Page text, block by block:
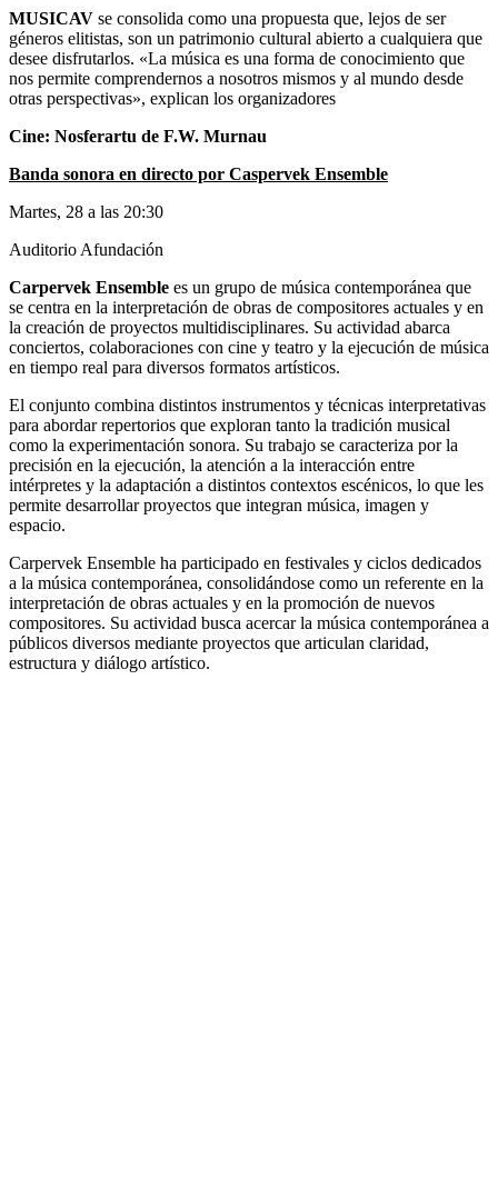
MUSICAV se consolida como una propuesta que, lejos de ser
géneros elitistas, son un patrimonio cultural abierto a cualquiera que
desee disfrutarlos. «La música es una forma de conocimiento que
nos permite comprendernos a nosotros mismos y al mundo desde
otras perspectivas», explican los organizadores
Cine: Nosferartu de F.W. Murnau
Banda sonora en directo por Caspervek Ensemble
Martes, 28 a las 20:30
Auditorio Afundación
Carpervek Ensemble es un grupo de música contemporánea que
se centra en la interpretación de obras de compositores actuales y en
la creación de proyectos multidisciplinares. Su actividad abarca
conciertos, colaboraciones con cine y teatro y la ejecución de música
en tiempo real para diversos formatos artísticos.
El conjunto combina distintos instrumentos y técnicas interpretativas
para abordar repertorios que exploran tanto la tradición musical
como la experimentación sonora. Su trabajo se caracteriza por la
precisión en la ejecución, la atención a la interacción entre
intérpretes y la adaptación a distintos contextos escénicos, lo que les
permite desarrollar proyectos que integran música, imagen y
espacio.
Carpervek Ensemble ha participado en festivales y ciclos dedicados
a la música contemporánea, consolidándose como un referente en la
interpretación de obras actuales y en la promoción de nuevos
compositores. Su actividad busca acercar la música contemporánea a
públicos diversos mediante proyectos que articulan claridad,
estructura y diálogo artístico.